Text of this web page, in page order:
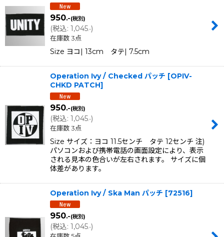
950.-(税別)
(税込: 1,045.-)
在庫数 3点
Size ヨコ| 13cm タテ| 7.5cm
Operation Ivy / Checked パッチ [OPIV-
CHKD PATCH]
950.-(税別)
(税込: 1,045.-)
在庫数 3点
Size サイズ：ヨコ 11.5センチ タテ 12センチ 注)
パソコンおよび携帯電話の画面設定により、表示
される見本の色合いが左右されます。 サイズに個
体差があります。
Operation Ivy / Ska Man パッチ [72516]
950.-(税別)
(税込: 1,045.-)